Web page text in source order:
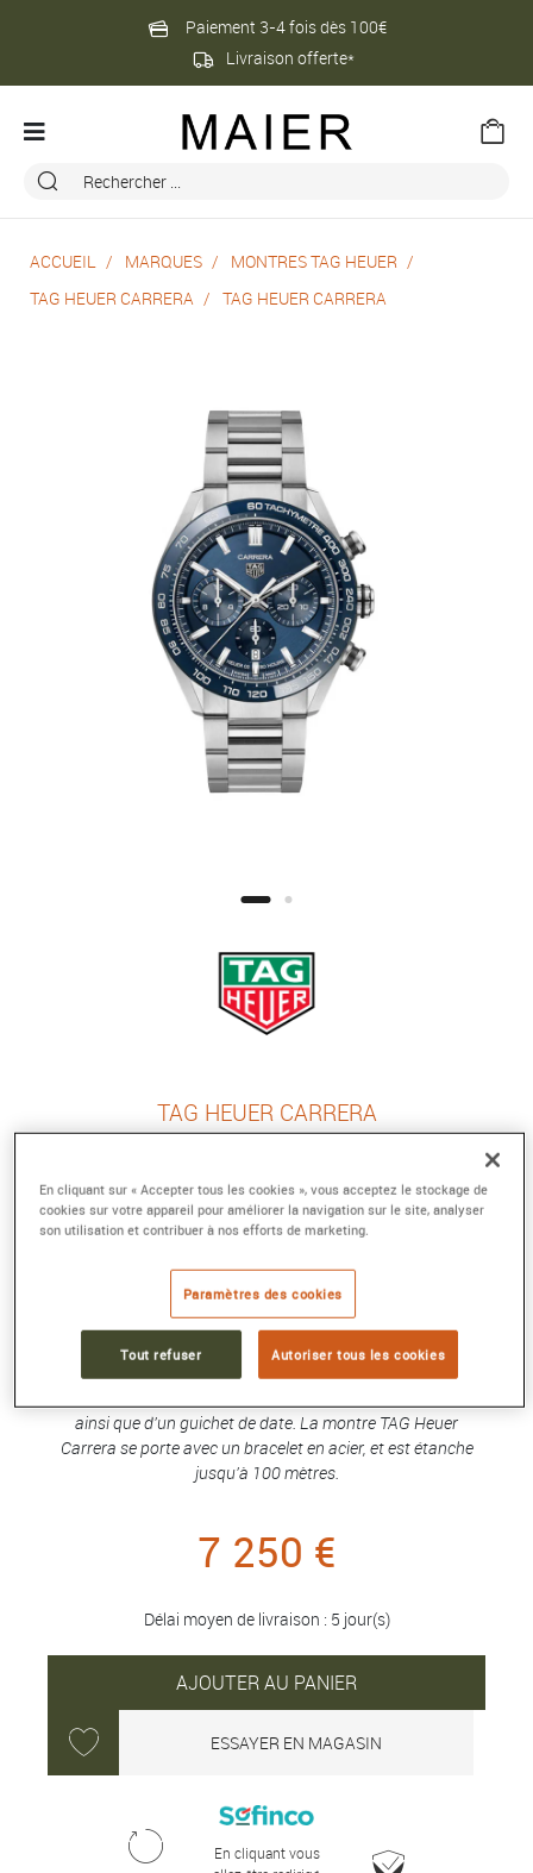
Paiement 3-4 fois dès 100€
Livraison offerte*
ACCUEIL MARQUES
MONTRES TAG HEUER
TAG HEUER CARRERA
TAG HEUER CARRERA
TAG HEUER CARRERA
Collection :TAG Heuer CARRERA
lunette bleu avec échelle tachymétrique ainsi qu'un cadran
bleu, découvrez la montre TAG Heuer Carrera. Ce
chronographe animé par un mouvement mécanique à
remontage automatique possède une réserve de marche
s'élevant à 80 heures. Ses aiguilles et index sont recouverts
ainsi que d'un guichet de date. La montre TAG Heuer
Carrera se porte avec un bracelet en acier, et est étanche
jusqu'à 100 mètres.
7 250 €
Délai moyen de livraison : 5 jour(s)
AJOUTER AU PANIER
ESSAYER EN MAGASIN
En cliquant vous
En cliquant sur « Accepter tous les cookies », vous acceptez le stockage de
cookies sur votre appareil pour améliorer la navigation sur le site, analyser
son utilisation et contribuer à nos efforts de marketing.
Paramètres des cookies
Tout refuser Autoriser tous les cookies